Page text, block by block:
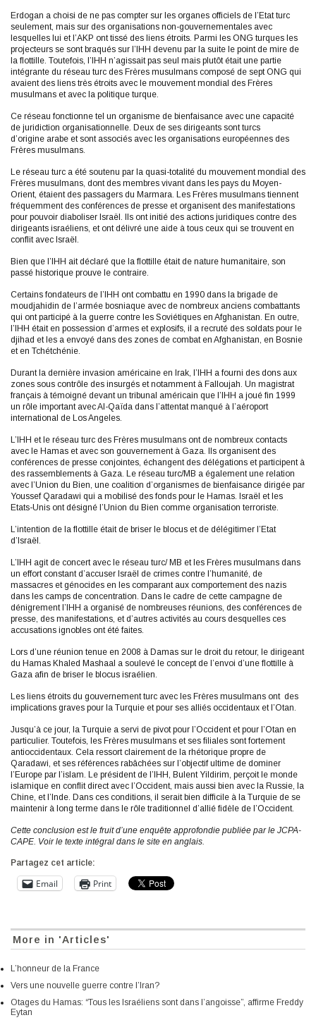
Erdogan a choisi de ne pas compter sur les organes officiels de l’Etat turc
seulement, mais sur des organisations non-gouvernementales avec
lesquelles lui et l’AKP ont tissé des liens étroits. Parmi les ONG turques les
projecteurs se sont braqués sur l’IHH devenu par la suite le point de mire de
la flottille. Toutefois, l’IHH n’agissait pas seul mais plutôt était une partie
intégrante du réseau turc des Frères musulmans composé de sept ONG qui
avaient des liens très étroits avec le mouvement mondial des Frères
musulmans et avec la politique turque.
Ce réseau fonctionne tel un organisme de bienfaisance avec une capacité
de juridiction organisationnelle. Deux de ses dirigeants sont turcs
d’origine arabe et sont associés avec les organisations européennes des
Frères musulmans.
Le réseau turc a été soutenu par la quasi-totalité du mouvement mondial des
Frères musulmans, dont des membres vivant dans les pays du Moyen-
Orient, étaient des passagers du Marmara. Les Frères musulmans tiennent
fréquemment des conférences de presse et organisent des manifestations
pour pouvoir diaboliser Israël. Ils ont initié des actions juridiques contre des
dirigeants israéliens, et ont délivré une aide à tous ceux qui se trouvent en
conflit avec Israël.
Bien que l’IHH ait déclaré que la flottille était de nature humanitaire, son
passé historique prouve le contraire.
Certains fondateurs de l’IHH ont combattu en 1990 dans la brigade de
moudjahidin de l’armée bosniaque avec de nombreux anciens combattants
qui ont participé à la guerre contre les Soviétiques en Afghanistan. En outre,
l’IHH était en possession d’armes et explosifs, il a recruté des soldats pour le
djihad et les a envoyé dans des zones de combat en Afghanistan, en Bosnie
et en Tchétchénie.
Durant la dernière invasion américaine en Irak, l’IHH a fourni des dons aux
zones sous contrôle des insurgés et notamment à Falloujah. Un magistrat
français à témoigné devant un tribunal américain que l’IHH a joué fin 1999
un rôle important avec Al-Qaïda dans l’attentat manqué à l’aéroport
international de Los Angeles.
L’IHH et le réseau turc des Frères musulmans ont de nombreux contacts
avec le Hamas et avec son gouvernement à Gaza. Ils organisent des
conférences de presse conjointes, échangent des délégations et participent à
des rassemblements à Gaza. Le réseau turc/MB a également une relation
avec l’Union du Bien, une coalition d’organismes de bienfaisance dirigée par
Youssef Qaradawi qui a mobilisé des fonds pour le Hamas. Israël et les
Etats-Unis ont désigné l’Union du Bien comme organisation terroriste.
L’intention de la flottille était de briser le blocus et de délégitimer l’Etat
d’Israël.
L’IHH agit de concert avec le réseau turc/ MB et les Frères musulmans dans
un effort constant d’accuser Israël de crimes contre l’humanité, de
massacres et génocides en les comparant aux comportement des nazis
dans les camps de concentration. Dans le cadre de cette campagne de
dénigrement l’IHH a organisé de nombreuses réunions, des conférences de
presse, des manifestations, et d’autres activités au cours desquelles ces
accusations ignobles ont été faites.
Lors d’une réunion tenue en 2008 à Damas sur le droit du retour, le dirigeant
du Hamas Khaled Mashaal a soulevé le concept de l’envoi d’une flottille à
Gaza afin de briser le blocus israélien.
Les liens étroits du gouvernement turc avec les Frères musulmans ont des
implications graves pour la Turquie et pour ses alliés occidentaux et l’Otan.
Jusqu’à ce jour, la Turquie a servi de pivot pour l’Occident et pour l’Otan en
particulier. Toutefois, les Frères musulmans et ses filiales sont fortement
antioccidentaux. Cela ressort clairement de la rhétorique propre de
Qaradawi, et ses références rabâchées sur l’objectif ultime de dominer
l’Europe par l’islam. Le président de l’IHH, Bulent Yildirim, perçoit le monde
islamique en conflit direct avec l’Occident, mais aussi bien avec la Russie, la
Chine, et l’Inde. Dans ces conditions, il serait bien difficile à la Turquie de se
maintenir à long terme dans le rôle traditionnel d’allié fidèle de l’Occident.
Cette conclusion est le fruit d’une enquête approfondie publiée par le JCPA-
CAPE. Voir le texte intégral dans le site en anglais.
Partagez cet article:
Email Print
More in 'Articles'
L’honneur de la France
Vers une nouvelle guerre contre l’Iran?
Otages du Hamas: “Tous les Israéliens sont dans l’angoisse”, affirme Freddy
Eytan